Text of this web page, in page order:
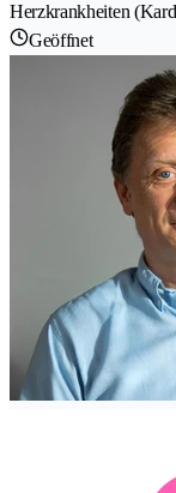
Herzkrankheiten
Geöffnet